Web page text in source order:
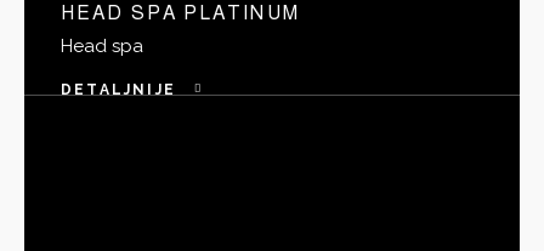
HEAD SPA PLATINUM
Head spa
DETALJNIJE